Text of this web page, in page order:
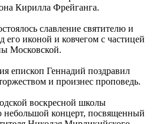
Кирилла Фрейганга.
славление святителю и
его иконой и ковчегом с частицей
Московской.
епископ Геннадий поздравил
и произнес проповедь.
воскресной школы
небольшой концерт, посвященный